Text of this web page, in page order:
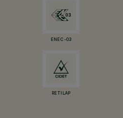
ENEC-03
RETILAP